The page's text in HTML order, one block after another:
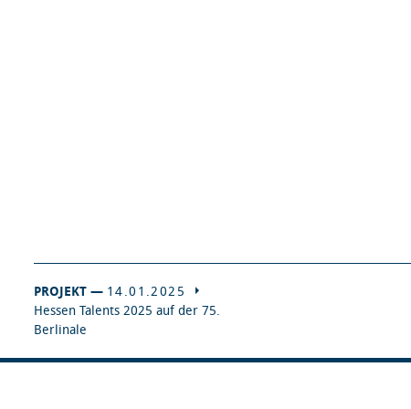
PROJEKT — 14.01.2025
Hessen Talents 2025 auf der 75.
Berlinale